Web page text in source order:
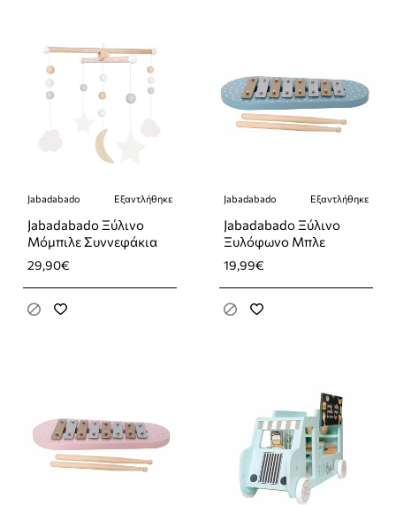
Εξαντλήθηκε
Jabadabado Εξαντλήθηκε
Jabadabado Ξύλινο
Μόμπιλε Συννεφάκια
29,90€
Εξαντλήθηκε
Jabadabado Εξαντλήθηκε
Jabadabado Ξύλινο
Ξυλόφωνο Μπλε
19,99€